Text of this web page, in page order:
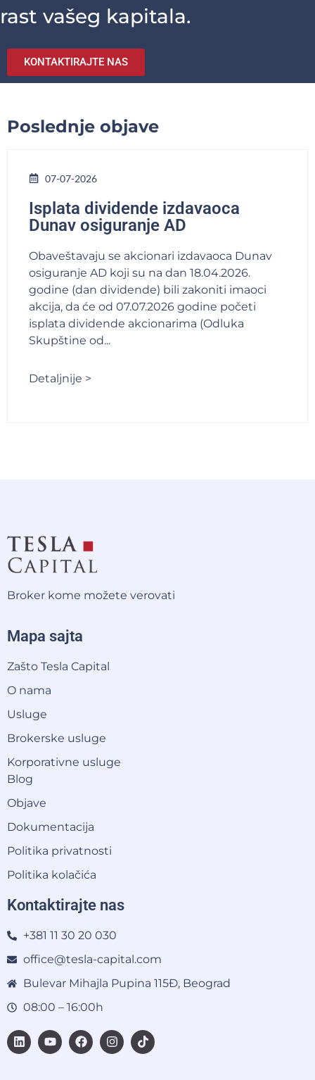
rast vašeg kapitala.
KONTAKTIRAJTE NAS
Poslednje objave
07-07-2026
Isplata dividende izdavaoca
Dunav osiguranje AD
Obaveštavaju se akcionari izdavaoca Dunav
osiguranje AD koji su na dan 18.04.2026.
godine (dan dividende) bili zakoniti imaoci
akcija, da će od 07.07.2026 godine početi
isplata dividende akcionarima (Odluka
Skupštine od...
Detaljnije >
Broker kome možete verovati
Mapa sajta
Zašto Tesla Capital
O nama
Usluge
Brokerske usluge
Korporativne usluge
Blog
Objave
Dokumentacija
Politika privatnosti
Politika kolačića
Kontaktirajte nas
+381 11 30 20 030
office@tesla-capital.com
Bulevar Mihajla Pupina 115Đ, Beograd
08:00 – 16:00h